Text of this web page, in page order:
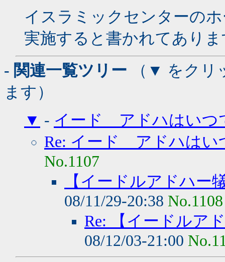
イスラミックセンターの
実施すると書かれてあり
- 関連一覧ツリー （▼ をクリ
ます）
▼ - イード アドハはいつ
Re: イード アドハはい
No.1107
【イードルアドハー
08/11/29-20:38 No.1108
Re: 【イードルア
08/12/03-21:00